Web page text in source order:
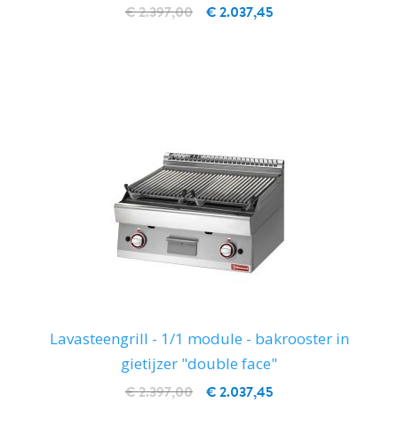
€ 2.037,45
€ 2.397,00
Lavasteengrill - 1/1 module - bakrooster in
gietijzer "double face"
€ 2.037,45
€ 2.397,00